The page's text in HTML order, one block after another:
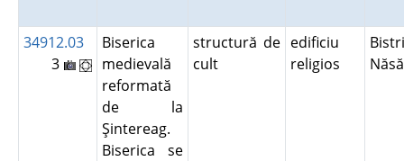
34912.03
3
Biserica
medievală
reformată
de la
Şintereag.
Biserica se
structură de
cult
edificiu
religios